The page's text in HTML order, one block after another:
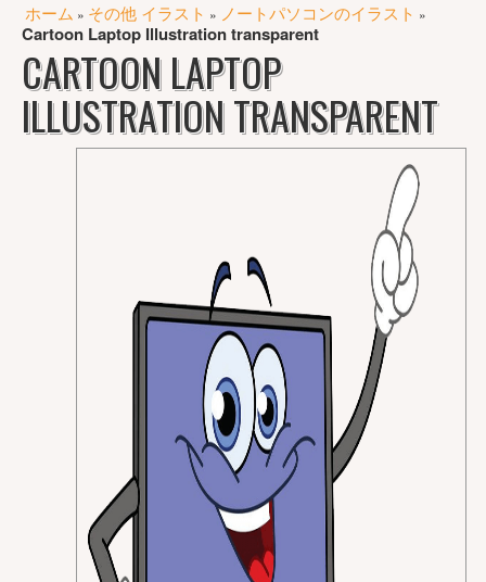
ホーム » その他 イラスト » ノートパソコンのイラスト »
Cartoon Laptop Illustration transparent
CARTOON LAPTOP
ILLUSTRATION TRANSPARENT